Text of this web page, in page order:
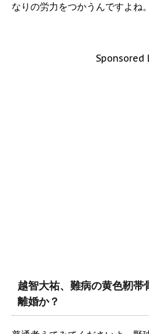
なりの労力をつかうんですよね。
Sponsored
越智大祐、難病の黄色靭帯
離婚か？